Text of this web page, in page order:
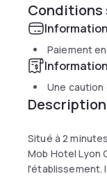
Conditions
Paiement
Une
Description
Situé à 2
Mob Hotel Lyon
l'établissement.